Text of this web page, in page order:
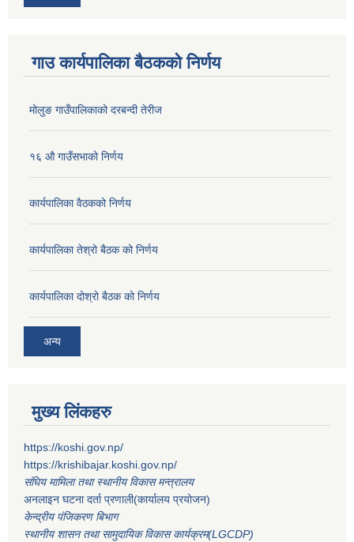
गाउ कार्यपालिका बैठकको निर्णय
मोलुङ गाउँपालिकाको दरबन्दी तेरीज
१६ औ गाउँसभाको निर्णय
कार्यपालिका वैठकको निर्णय
कार्यपालिका तेश्रो बैठक को निर्णय
कार्यपालिका दोश्रो बैठक को निर्णय
अन्य
मुख्य लिंकहरु
https://koshi.gov.np/
https://krishibajar.koshi.gov.np/
संघिय मामिला तथा स्थानीय विकास मन्त्रालय
अनलाइन घटना दर्ता प्रणाली(कार्यालय प्रयोजन)
केन्द्रीय पंजिकरण बिभाग
स्थानीय शासन तथा सामुदायिक विकास कार्यक्रम(LGCDP)